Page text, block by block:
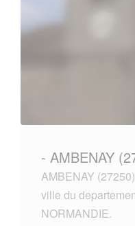
- AMBENAY
AMBENAY
ville du
NORMANDIE.